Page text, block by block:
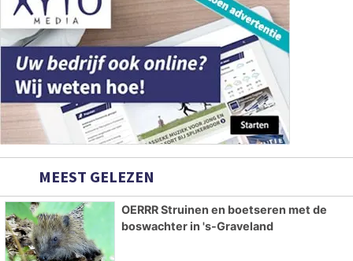
MEEST GELEZEN
OERRR Struinen en boetseren met de
boswachter in 's-Graveland